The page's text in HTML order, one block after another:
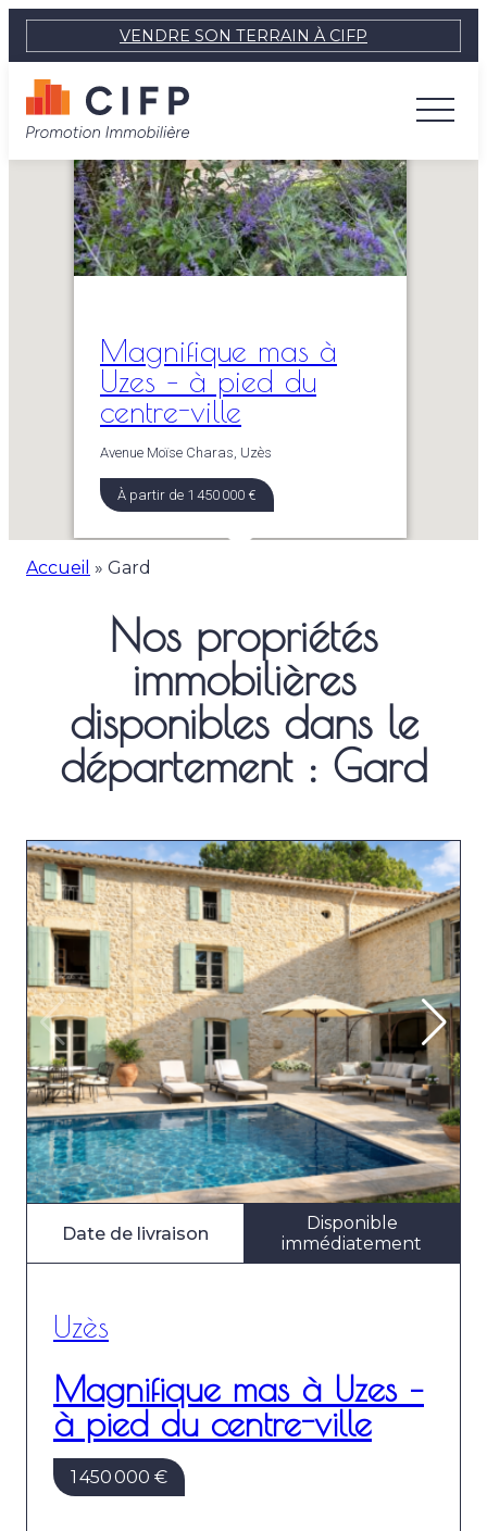
VENDRE SON TERRAIN À CIFP
Magnifique mas à
Uzes – à pied du
centre-ville
Avenue Moïse Charas, Uzès
À partir de 1 450 000 €
Accueil » Gard
Nos propriétés
immobilières
disponibles dans le
département : Gard
Date de livraison
Disponible
immédiatement
Uzès
Magnifique mas à Uzes –
à pied du centre-ville
1 450 000 €